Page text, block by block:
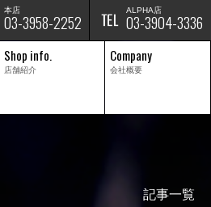
ALPHA店
03-3904-3336
本店
03-3958-2252
Shop info.
店舗紹介
Company
会社概要
記事一覧